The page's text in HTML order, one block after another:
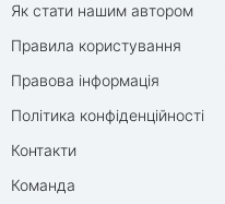
Як стати нашим автором
Правила користування
Правова інформація
Політика конфіденційності
Контакти
Команда